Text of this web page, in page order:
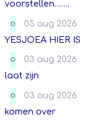
voorstellen…….
O 05 aug 2026
YESJOEA HIER IS
O 03 aug 2026
laat zijn
O 03 aug 2026
komen over